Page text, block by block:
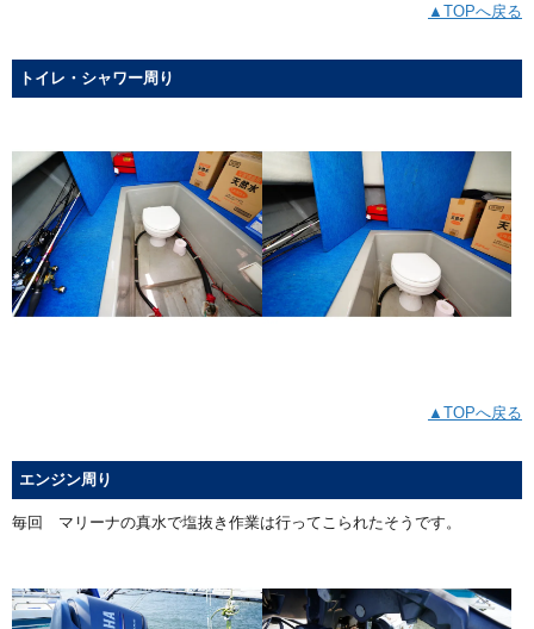
▲TOPへ戻る
トイレ・シャワー周り
▲TOPへ戻る
エンジン周り
毎回 マリーナの真水で塩抜き作業は行ってこられたそうです。